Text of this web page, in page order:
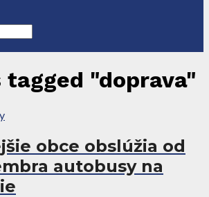
"doprava"
obce obslúžia od
autobusy na